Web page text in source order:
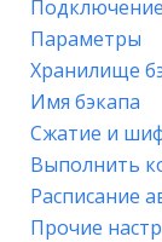
Подключение
Параметры
Хранилище
Имя бэкапа
Сжатие и
Выполнить
Расписание
Прочие